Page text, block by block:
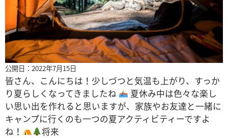
公開日：2022年7月15日
皆さん、こんにちは！少しづつと気温も上がり、すっか
り夏らしくなってきましたね
夏休み中は色々な楽し
い思い出を作れると思いますが、家族やお友達と一緒に
キャンプに行くのも一つの夏アクティビティーですよ
ね！
将来